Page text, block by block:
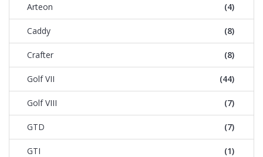
Arteon (4)
Caddy (8)
Crafter (8)
Golf VII (44)
Golf VIII (7)
GTD (7)
GTI (1)